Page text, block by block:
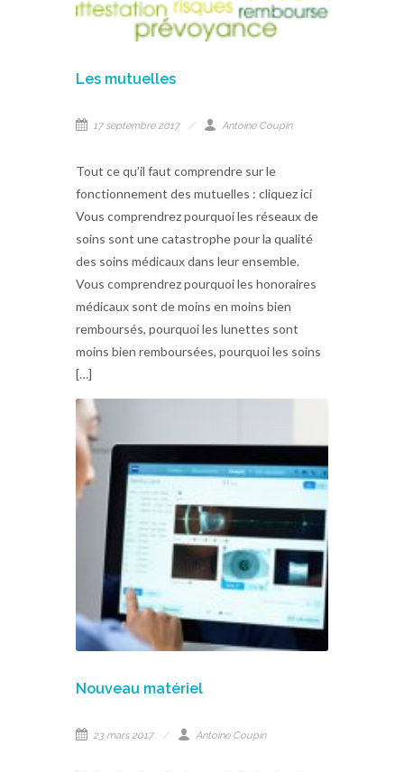
Les mutuelles
17 septembre 2017 Antoine Coupin
Tout ce qu’il faut comprendre sur le
fonctionnement des mutuelles : cliquez ici
Vous comprendrez pourquoi les réseaux de
soins sont une catastrophe pour la qualité
des soins médicaux dans leur ensemble.
Vous comprendrez pourquoi les honoraires
médicaux sont de moins en moins bien
remboursés, pourquoi les lunettes sont
moins bien remboursées, pourquoi les soins
[…]
Nouveau matériel
23 mars 2017 Antoine Coupin